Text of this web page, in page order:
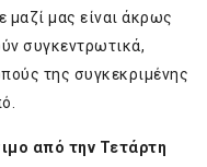
μαζί μας είναι άκρως
συγκεντρωτικά,
της συγκεκριμένης
από την Τετάρτη